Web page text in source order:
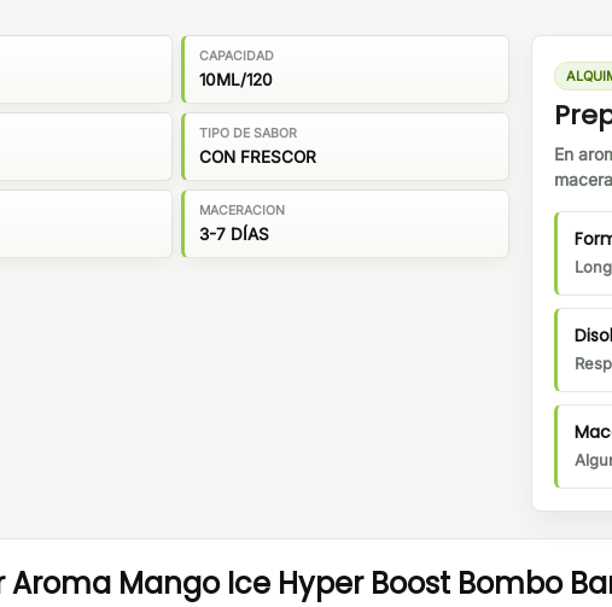
CAPACIDAD
10ML/120
TIPO DE SABOR
CON FRESCOR
MACERACION
3-7 DÍAS
En
Mango Ice Hyper Boost Bombo